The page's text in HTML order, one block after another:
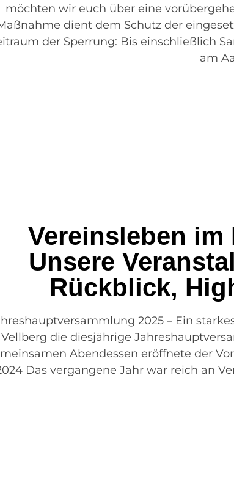
möchten wir euch über eine
dient dem Schutz der
der Sperrung: Bis einschließlich
am
Vereinsleben im
Unsere
Rückblick,
2025 – Ein
Vellberg die diesjährige
Abendessen eröffnete der
Das vergangene Jahr war reich an